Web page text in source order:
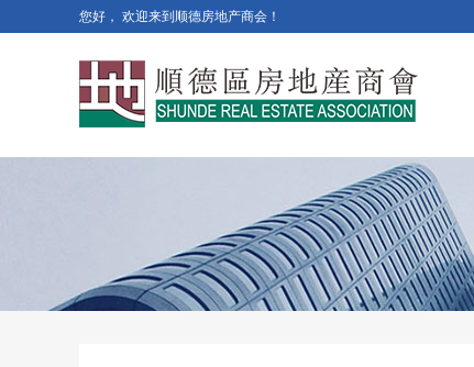
您好， 欢迎来到顺德房地产商会！